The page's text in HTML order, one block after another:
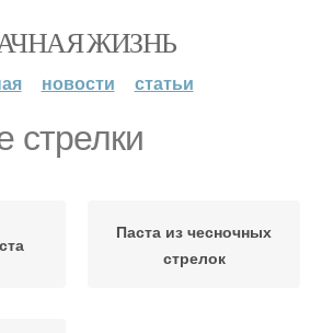
ЖИЗНЬ
новости статьи
стрелки
Паста из чесночных
стрелок